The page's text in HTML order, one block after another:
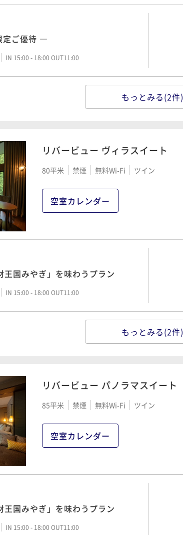
定ご優待 ―
IN 15:00 - 18:00 OUT11:00
王国みやぎ」を味わうプラン
お食事場所を選べる連泊プラン
IN 15:00 - 18:00 OUT11:00
もっとみる(2件)
リバービュー ヴィラスイート
80平米 禁煙 無料Wi-Fi ツイン
空室カレンダー
王国みやぎ」を味わうプラン
IN 15:00 - 18:00 OUT11:00
お食事場所を選べる連泊プラン
IN 15:00 - 18:00 OUT11:00
もっとみる(2件)
リバービュー パノラマスイート
85平米 禁煙 無料Wi-Fi ツイン
空室カレンダー
王国みやぎ」を味わうプラン
IN 15:00 - 18:00 OUT11:00